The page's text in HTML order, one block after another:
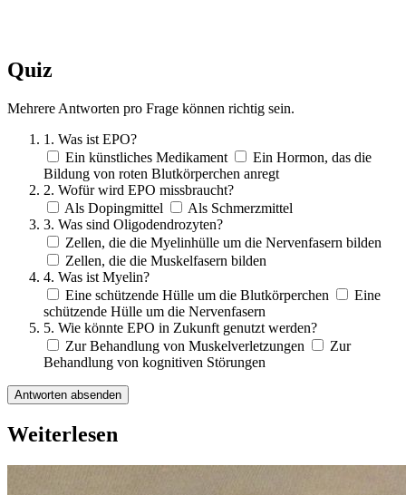
Quiz
Mehrere Antworten pro Frage können richtig sein.
1. Was ist EPO?
Ein künstliches Medikament
Ein Hormon, das die
Bildung von roten Blutkörperchen anregt
2. Wofür wird EPO missbraucht?
Als Dopingmittel
Als Schmerzmittel
3. Was sind Oligodendrozyten?
Zellen, die die Myelinhülle um die Nervenfasern bilden
Zellen, die die Muskelfasern bilden
4. Was ist Myelin?
Eine schützende Hülle um die Blutkörperchen
Eine
schützende Hülle um die Nervenfasern
5. Wie könnte EPO in Zukunft genutzt werden?
Zur Behandlung von Muskelverletzungen
Zur
Behandlung von kognitiven Störungen
Antworten absenden
Weiterlesen